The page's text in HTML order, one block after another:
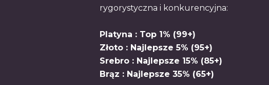
rygorystyczna i konkurencyjna:
Platyna : Top 1% (99+)
Złoto : Najlepsze 5% (95+)
Srebro : Najlepsze 15% (85+)
Brąz : Najlepsze 35% (65+)